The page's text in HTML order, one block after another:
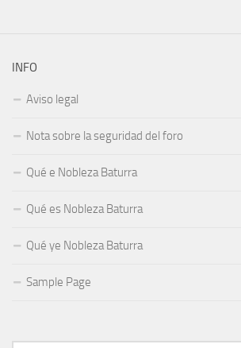
INFO
Aviso legal
Nota sobre la seguridad del foro
Qué e Nobleza Baturra
Qué es Nobleza Baturra
Qué ye Nobleza Baturra
Sample Page